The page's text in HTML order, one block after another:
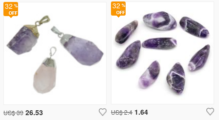
32
US$ 39 26.53
32
US$ 2.4 1.64